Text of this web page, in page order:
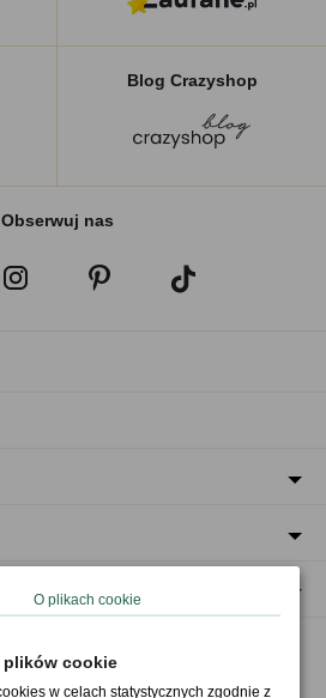
Blog Crazyshop
Obserwuj nas
płatności
O plikach cookie
plików cookie
w celach statystycznych zgodnie z